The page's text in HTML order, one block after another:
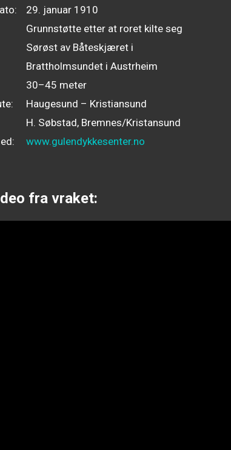
29. januar 1910
Grunnstøtte etter at roret kilte seg
Sørøst av Båteskjæret i
Brattholmsundet i Austrheim
30–45 meter
Haugesund – Kristiansund
H. Søbstad, Bremnes/Kristansund
www.gulendykkesenter.no
fra vraket: